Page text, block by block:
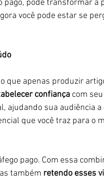
pode transformar a
você pode estar se
que apenas produzir
confiança com
ajudando sua audiência
que você traz para o
pago. Com essa
também retendo esses